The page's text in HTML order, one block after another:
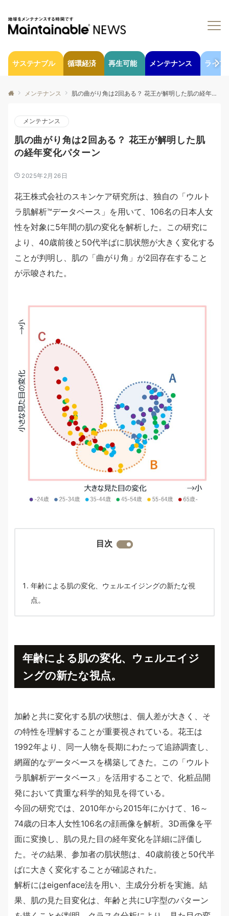
サステナブル 循環経済 再生可能 メンテナンス ライフ
メンテナンス 肌の曲がり角は2回ある？ 花王が解明した肌の経年変化パターン
メンテナンス
肌の曲がり角は2回ある？ 花王が解明した肌
の経年変化パターン
2025年2月26日
花王株式会社のスキンケア研究所は、独自の「ウルト
ラ肌解析™データベース」を用いて、106名の日本人女
性を対象に5年間の肌の変化を解析した。この研究に
より、40歳前後と50代半ばに肌状態が大きく変化する
ことが判明し、肌の「曲がり角」が2回存在すること
が示唆された。
目次
年齢による肌の変化、ウェルエイジングの新たな視
点。
年齢による肌の変化、ウェルエイジ
ングの新たな視点。
加齢と共に変化する肌の状態は、個人差が大きく、そ
の特性を理解することが重要視されている。花王は
1992年より、同一人物を長期にわたって追跡調査し、
網羅的なデータベースを構築してきた。この「ウルト
ラ肌解析データベース」を活用することで、化粧品開
発において貴重な科学的知見を得ている。
今回の研究では、2010年から2015年にかけて、16～
74歳の日本人女性106名の顔画像を解析。3D画像を平
面に変換し、肌の見た目の経年変化を詳細に評価し
た。その結果、参加者の肌状態は、40歳前後と50代半
ばに大きく変化することが確認された。
解析にはeigenface法を用い、主成分分析を実施。結
果、肌の見た目変化は、年齢と共にU字型のパターン